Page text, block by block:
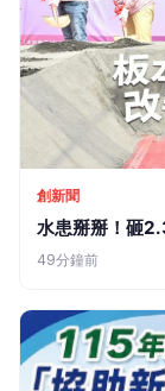
創新聞
水患掰掰！砸
49分鐘前